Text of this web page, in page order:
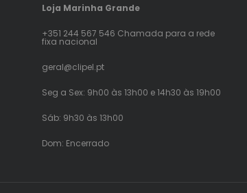
Loja Marinha Grande
+351 244 567 546 Chamada para a rede
fixa nacional
geral@clipel.pt
Seg a Sex: 9h00 às 13h00 e 14h30 às 19h00
Sáb: 9h30 às 13h00
Dom: Encerrado